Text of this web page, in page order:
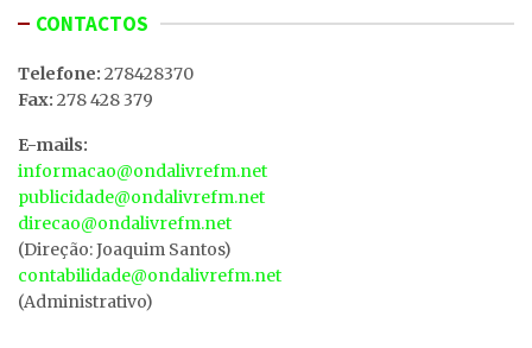
CONTACTOS
Telefone: 278428370
Fax: 278 428 379
E-mails:
informacao@ondalivrefm.net
publicidade@ondalivrefm.net
direcao@ondalivrefm.net
(Direção: Joaquim Santos)
contabilidade@ondalivrefm.net
(Administrativo)